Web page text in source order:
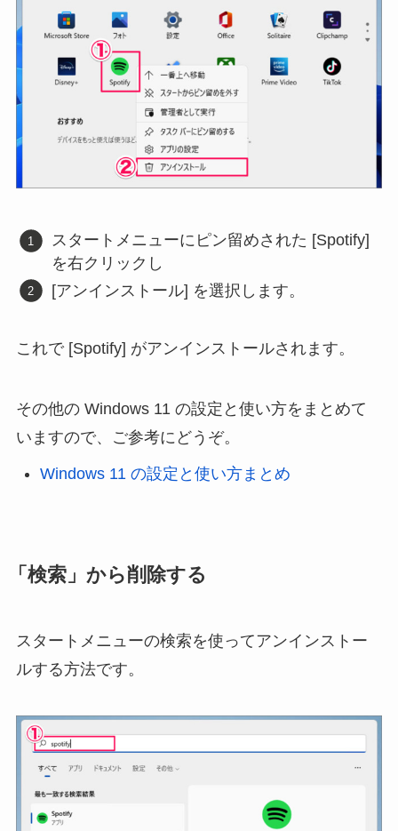
スタートメニューにピン留めされた [Spotify]
を右クリックし
[アンインストール] を選択します。
これで [Spotify] がアンインストールされます。
その他の Windows 11 の設定と使い方をまとめて
いますので、ご参考にどうぞ。
Windows 11 の設定と使い方まとめ
「検索」から削除する
スタートメニューの検索を使ってアンインストー
ルする方法です。